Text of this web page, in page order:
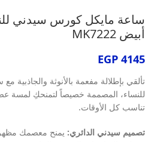
ساعة مايكل كورس سيدني
أبيض MK7222
EGP 4145
تألقي بإطلالة مفعمة بالأنوثة
للنساء، المصممة خصيصاً لتمنحكِ لمسة
تناسب كل الأوقات.
تصميم سيدني الدائري: يمنح معصمك